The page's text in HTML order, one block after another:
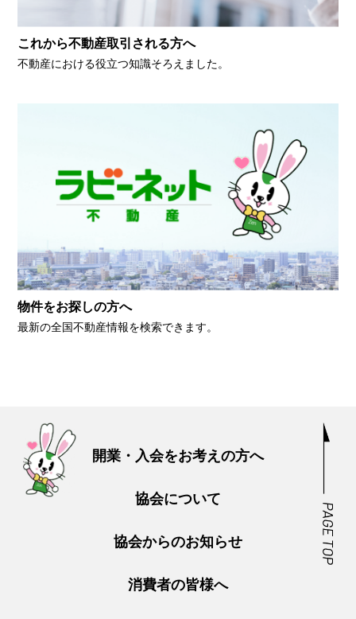
これから不動産取引される方へ
不動産における役立つ知識そろえました。
物件をお探しの方へ
最新の全国不動産情報を検索できます。
開業・入会をお考えの方へ
協会について
協会からのお知らせ
消費者の皆様へ